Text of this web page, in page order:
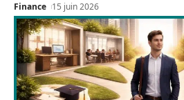
Finance 15 juin 2026